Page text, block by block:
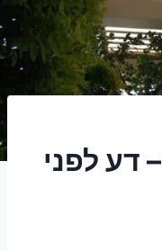
דע לפני